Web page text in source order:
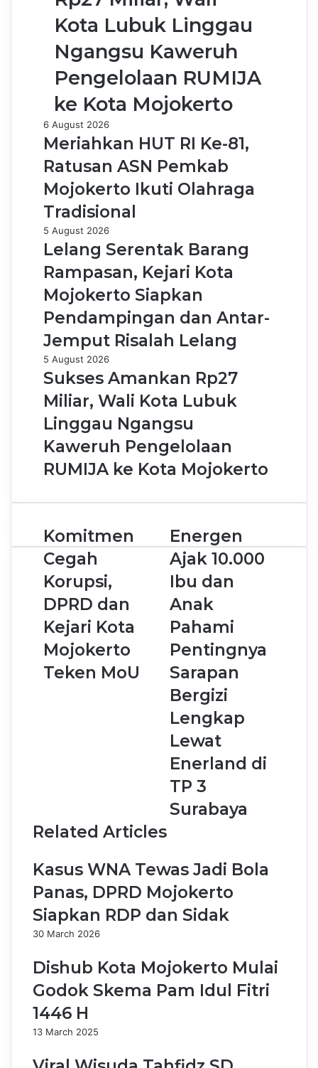
Kota Lubuk Linggau
Ngangsu Kaweruh
Pengelolaan RUMIJA
ke Kota Mojokerto
6 August 2026
Meriahkan HUT RI Ke-81,
Ratusan ASN Pemkab
Mojokerto Ikuti Olahraga
Tradisional
5 August 2026
Lelang Serentak Barang
Rampasan, Kejari Kota
Mojokerto Siapkan
Pendampingan dan Antar-
Jemput Risalah Lelang
5 August 2026
Sukses Amankan Rp27
Miliar, Wali Kota Lubuk
Linggau Ngangsu
Kaweruh Pengelolaan
RUMIJA ke Kota Mojokerto
Komitmen
Cegah
Korupsi,
DPRD dan
Kejari Kota
Mojokerto
Teken MoU
Energen
Ajak 10.000
Ibu dan
Anak
Pahami
Pentingnya
Sarapan
Bergizi
Lengkap
Lewat
Enerland di
TP 3
Surabaya
Related Articles
Kasus WNA Tewas Jadi Bola
Panas, DPRD Mojokerto
Siapkan RDP dan Sidak
30 March 2026
Dishub Kota Mojokerto Mulai
Godok Skema Pam Idul Fitri
1446 H
13 March 2025